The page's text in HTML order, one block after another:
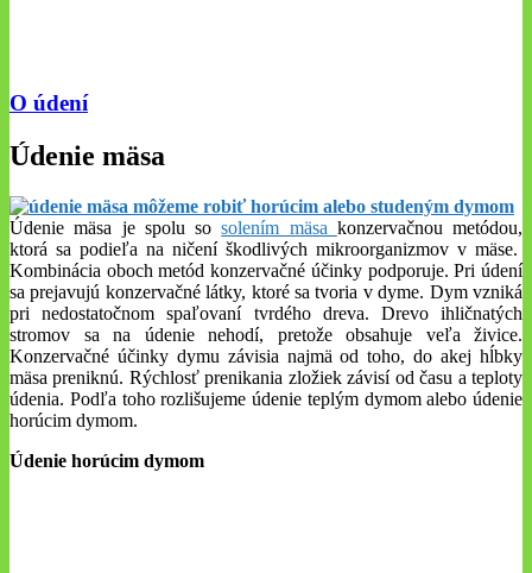
O údení
Údenie mäsa
Údenie mäsa je spolu sosolením mäsa konzervačnou metódou,
ktorá sa podieľa na ničení škodlivých mikroorganizmov v mäse.
Kombinácia oboch metód konzervačné účinky podporuje. Pri údení
sa prejavujú konzervačné látky, ktoré sa tvoria v dyme. Dym vzniká
pri nedostatočnom spaľovaní tvrdého dreva. Drevo ihličnatých
stromov sa na údenie nehodí, pretože obsahuje veľa živice.
Konzervačné účinky dymu závisia najmä od toho, do akej hĺbky
mäsa preniknú. Rýchlosť prenikania zložiek závisí od času a teploty
údenia. Podľa toho rozlišujeme údenie teplým dymom alebo údenie
horúcim dymom.
Údenie horúcim dymom